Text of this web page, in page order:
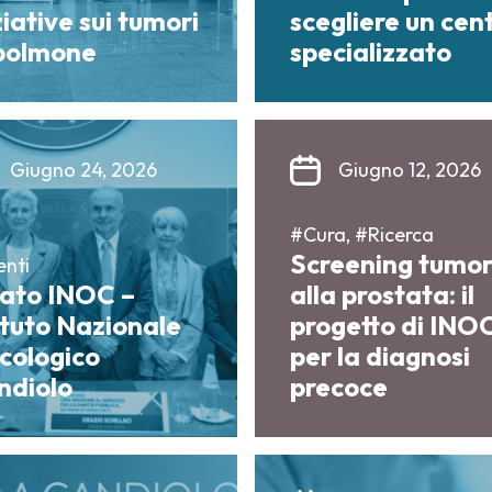
sui tumori
scegliere un
specializzato
Giugno 24, 2026
INOC –
Nazionale
Giugno 12, 2026
#Cura, #Ricerca
Screening
alla prostata: il
progetto di
per la diagnosi
precoce